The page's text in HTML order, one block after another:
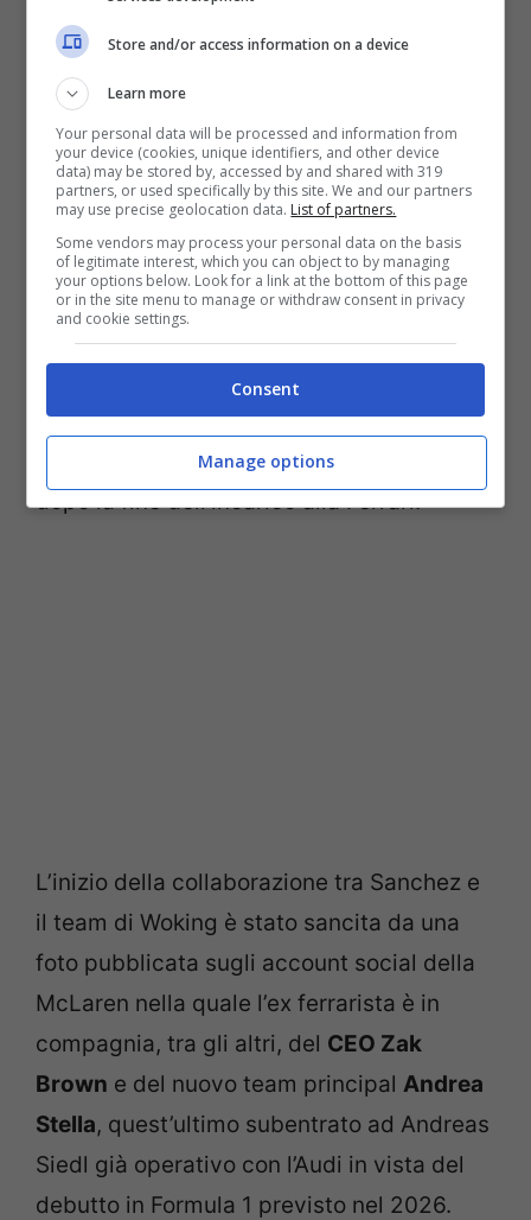
Zak Brown accoglie un ex Ferrari alla McLaren (Ansa) –
Tuning.it
Concluso il periodo di gardening leave,
Sanchez ha potuto cominciare, con l’inizio
del 2024, la sua esperienza alla McLaren,
scuderia che lo aveva già ingaggiato poco
dopo la fine dell’incarico alla Ferrari.
L’inizio della collaborazione tra Sanchez e
il team di Woking è stato sancita da una
foto pubblicata sugli account social della
McLaren nella quale l’ex ferrarista è in
compagnia, tra gli altri, del CEO Zak
Brown e del nuovo team principal Andrea
Stella, quest’ultimo subentrato ad Andreas
Siedl già operativo con l’Audi in vista del
debutto in Formula 1 previsto nel 2026.
Store and/or access information on a device
Learn more
Your personal data will be processed and information from
your device (cookies, unique identifiers, and other device
data) may be stored by, accessed by and shared with 319
partners, or used specifically by this site. We and our partners
may use precise geolocation data. List of partners.
Some vendors may process your personal data on the basis
of legitimate interest, which you can object to by managing
your options below. Look for a link at the bottom of this page
or in the site menu to manage or withdraw consent in privacy
and cookie settings.
Consent
Manage options